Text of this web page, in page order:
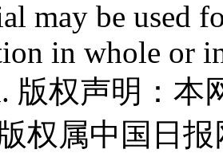
may be used
in whole or
版权声明：
权属中国日